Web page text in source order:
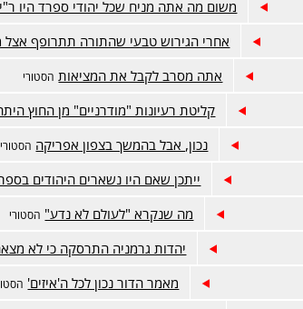
משום מה אתה מניח שכל יהודי ספרד היו
אחרי הגירוש טבעי שהתורה תתרופף אצל
אתה מסרב לקבל את המציאות הסטורי
קליטת רעיונות "מודרניים" מן החוץ
נכון, אבל בהמשך בצפון אפריקה הסטורי
ייתכן שאם היו נשארים היהודים
מה שנקרא "לעולם לא נדע" הסטורי
יהדות גרמניה התרסקה כי לא
מאמר הדור נכון לכל ה'איזים'